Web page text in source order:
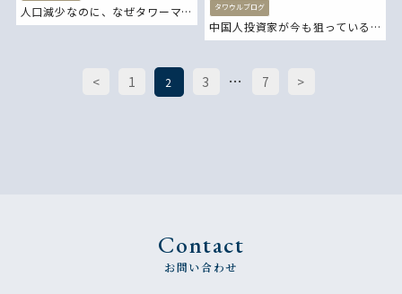
人口減少なのに、なぜタワーマ
ンションは増え続けるの
新築タワーマンション 大阪タ
ワーマンション 東京タワーマ
タワウルブログ
中国人投資家が今も狙っている
大阪タワーマンションの条
新築タワーマンション 大阪タ
< 1 2 3 … 7 >
Contact
お問い合わせ